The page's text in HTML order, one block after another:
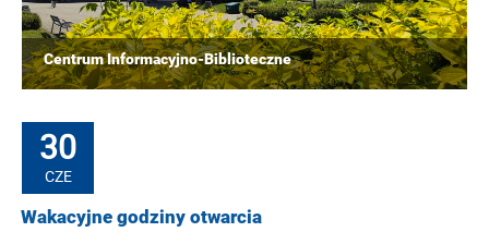
Centrum Informacyjno-Biblioteczne
30
CZE
Wakacyjne godziny otwarcia